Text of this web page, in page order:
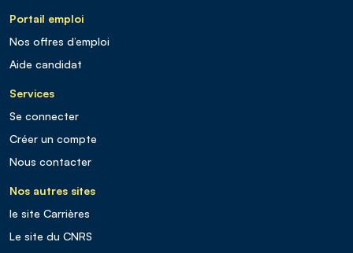
Portail emploi
Nos offres d’emploi
Aide candidat
Services
Se connecter
Créer un compte
Nous contacter
Nos autres sites
le site Carrières
Le site du CNRS